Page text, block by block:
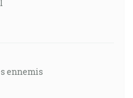
ennemis